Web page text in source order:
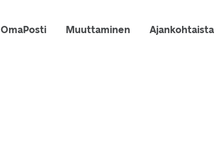
OmaPosti Muuttaminen Ajankohtaista